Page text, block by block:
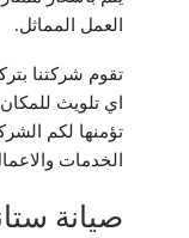
العمل المماثل.
تقوم شركتنا
اي تلويث
تؤمنها لكم
الخدمات
صيانة